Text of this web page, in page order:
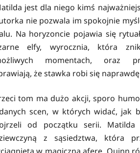
jest dla niego kimś
nie pozwala im spokojnie
Na horyzoncie pojawia się
elfy, wyrocznia, która
momentach, oraz
że stawka robi się
tom ma dużo akcji, sporo
scen, w których widać, jak
od początku serii.
z sąsiedztwa, która